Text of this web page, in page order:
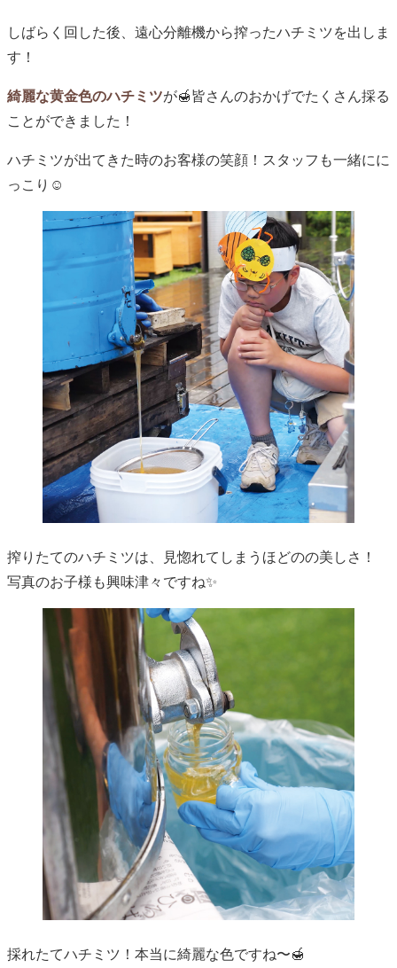
しばらく回した後、遠心分離機から搾ったハチミツを出しま
す！
綺麗な黄金色のハチミツが🍯皆さんのおかげでたくさん採る
ことができました！
ハチミツが出てきた時のお客様の笑顔！スタッフも一緒にに
っこり☺️
搾りたてのハチミツは、見惚れてしまうほどのの美しさ！
写真のお子様も興味津々ですね✨
採れたてハチミツ！本当に綺麗な色ですね〜🍯